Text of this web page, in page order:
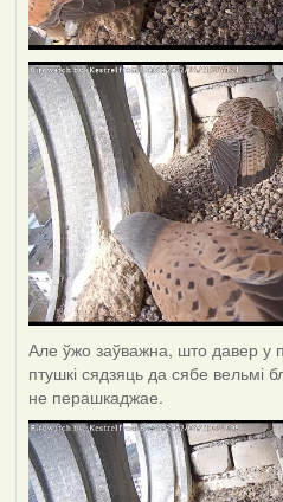
Але ўжо заўважна, што давер у
птушкі сядзяць да сябе вельмі
не перашкаджае.